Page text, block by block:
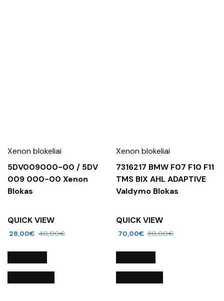
Xenon blokeliai
5DV009000-00 / 5DV
009 000-00 Xenon
Blokas
QUICK VIEW
28,00€ 40,00€
Xenon blokeliai
7316217 BMW F07 F10 F11
TMS BIX AHL ADAPTIVE
Valdymo Blokas
QUICK VIEW
70,00€ 80,00€